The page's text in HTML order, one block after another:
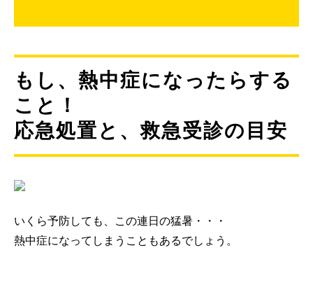
もし、熱中症になったらする
こと！
応急処置と、救急受診の目安
いくら予防しても、この連日の猛暑・・・
熱中症になってしまうこともあるでしょう。